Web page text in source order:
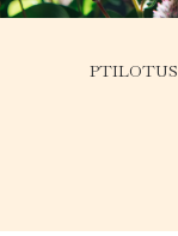
PTILOTUS